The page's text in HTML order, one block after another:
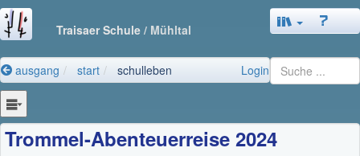
Traisaer Schule / Mühltal
ausgang start schulleben Login
Trommel-Abenteuerreise 2024